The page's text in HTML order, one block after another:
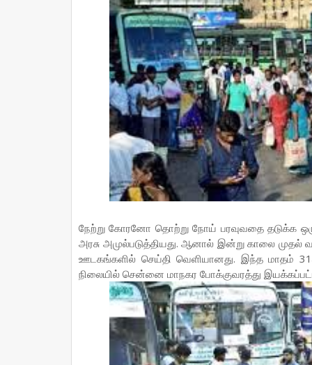
நேற்று கோரனோ தொற்று நோய் பரவுவதை தடுக்க ஒரு
அரசு அமுல்படுத்தியது. ஆனால் இன்று காலை
ஊடகங்களில் செய்தி வெளியானது. இந்த மாதம்
நிலையில் சென்னை மாநகர போக்குவரத்து